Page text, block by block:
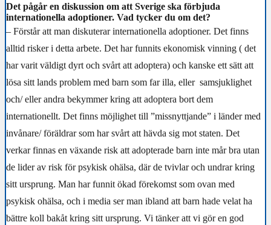
Det pågår en diskussion om att Sverige ska förbjuda
internationella adoptioner. Vad tycker du om det?
– Förstår att man diskuterar internationella adoptioner. Det finns
alltid risker i detta arbete. Det har funnits ekonomisk vinning ( det
har varit väldigt dyrt och svårt att adoptera) och kanske ett sätt att
lösa sitt lands problem med barn som far illa, eller samsjuklighet
och/ eller andra bekymmer kring att adoptera bort dem
internationellt. Det finns möjlighet till ”missnyttjande” i länder med
invånare/ föräldrar som har svårt att hävda sig mot staten. Det
verkar finnas en växande risk att adopterade barn inte mår bra utan
de lider av risk för psykisk ohälsa, där de tvivlar och undrar kring
sitt ursprung. Man har funnit ökad förekomst som ovan med
psykisk ohälsa, och i media ser man ibland att barn hade velat ha
bättre koll bakåt kring sitt ursprung. Vi tänker att vi gör en god